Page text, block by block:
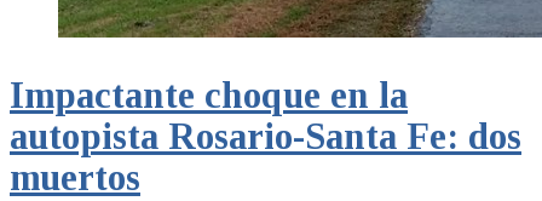
Impactante choque en la
autopista Rosario-Santa Fe: dos
muertos